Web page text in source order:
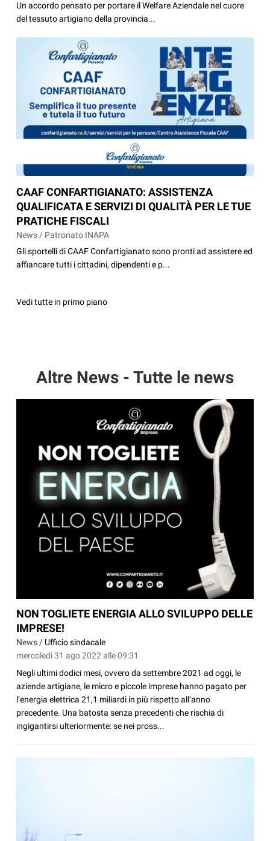
Un accordo pensato per portare il Welfare Aziendale nel cuore
del tessuto artigiano della provincia...
CAAF CONFARTIGIANATO: ASSISTENZA
QUALIFICATA E SERVIZI DI QUALITÀ PER LE TUE
PRATICHE FISCALI
News / Patronato INAPA
Gli sportelli di CAAF Confartigianato sono pronti ad assistere ed
affiancare tutti i cittadini, dipendenti e p...
Vedi tutte in primo piano
Altre News - Tutte le news
NON TOGLIETE ENERGIA ALLO SVILUPPO DELLE
IMPRESE!
News / Ufficio sindacale
mercoledì 31 ago 2022 alle 09:31
Negli ultimi dodici mesi, ovvero da settembre 2021 ad oggi, le
aziende artigiane, le micro e piccole imprese hanno pagato per
l’energia elettrica 21,1 miliardi in più rispetto all’anno
precedente. Una batosta senza precedenti che rischia di
ingigantirsi ulteriormente: se nei pross...